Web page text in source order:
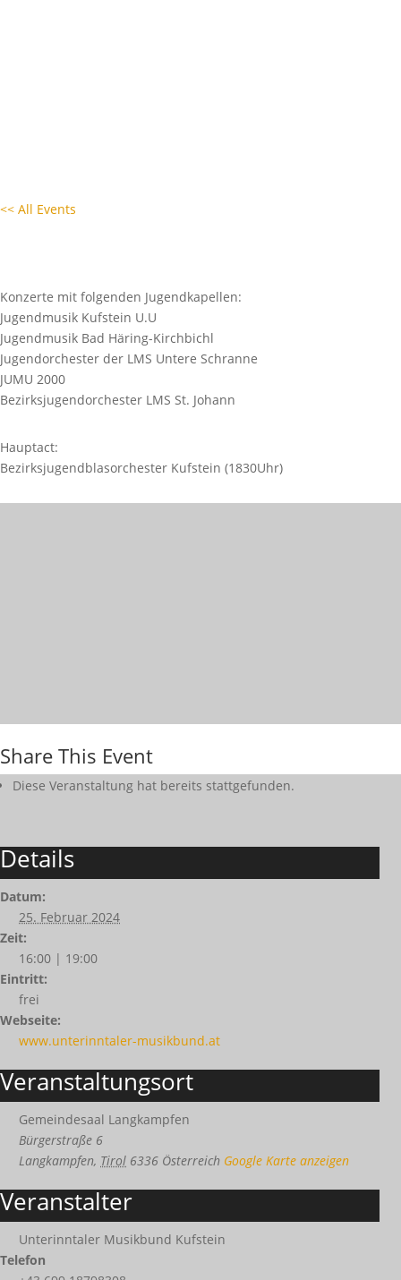
<< All Events
Konzerte mit folgenden Jugendkapellen:
Jugendmusik Kufstein U.U
Jugendmusik Bad Häring-Kirchbichl
Jugendorchester der LMS Untere Schranne
JUMU 2000
Bezirksjugendorchester LMS St. Johann
Hauptact:
Bezirksjugendblasorchester Kufstein (1830Uhr)
Share This Event
Diese Veranstaltung hat bereits stattgefunden.
Details
Datum:
25. Februar 2024
Zeit:
16:00 | 19:00
Eintritt:
frei
Webseite:
www.unterinntaler-musikbund.at
Veranstaltungsort
Gemeindesaal Langkampfen
Bürgerstraße 6
Langkampfen, Tirol 6336 Österreich Google Karte anzeigen
Veranstalter
Unterinntaler Musikbund Kufstein
Telefon